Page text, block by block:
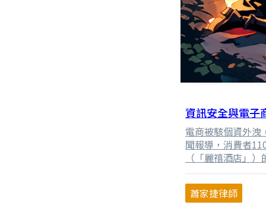
資訊安全與電子
電商被駭個資外洩
聞報導，消費者
（「麗禧酒店」
接到詐騙電話，並
禧酒店，及負責建
股份有限公司（
蕭家捷律師